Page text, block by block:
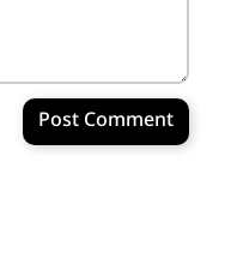
Post Comment